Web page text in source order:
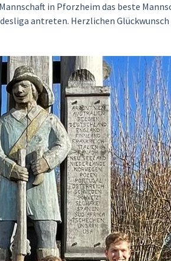
in Pforzheim das beste
antreten. Herzlichen